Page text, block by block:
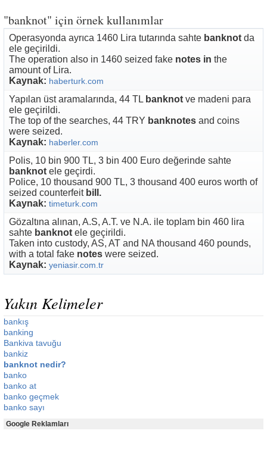
"banknot" için örnek kullanımlar
Operasyonda ayrıca 1460 Lira tutarında sahte banknot da
ele geçirildi.
The operation also in 1460 seized fake notes in the
amount of Lira.
Kaynak: haberturk.com
Yapılan üst aramalarında, 44 TL banknot ve madeni para
ele geçirildi.
The top of the searches, 44 TRY banknotes and coins
were seized.
Kaynak: haberler.com
Polis, 10 bin 900 TL, 3 bin 400 Euro değerinde sahte
banknot ele geçirdi.
Police, 10 thousand 900 TL, 3 thousand 400 euros worth of
seized counterfeit bill.
Kaynak: timeturk.com
Gözaltına alınan, A.S, A.T. ve N.A. ile toplam bin 460 lira
sahte banknot ele geçirildi.
Taken into custody, AS, AT and NA thousand 460 pounds,
with a total fake notes were seized.
Kaynak: yeniasir.com.tr
Yakın Kelimeler
bankış
banking
Bankiva tavuğu
bankiz
banknot nedir?
banko
banko at
banko geçmek
banko sayı
Google Reklamları